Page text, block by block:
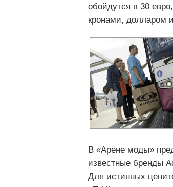
обойдутся в 30
кронами, долларом
В «Арене моды»
известные бренды
Для истинных